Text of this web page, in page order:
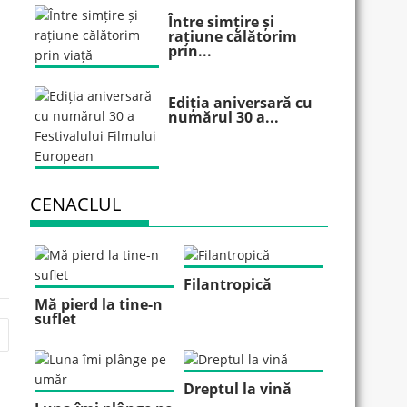
Între simțire și
rațiune călătorim
prin...
Ediția aniversară cu
numărul 30 a...
CENACLUL
Mă pierd la tine-n
suflet
Filantropică
Dreptul la vină